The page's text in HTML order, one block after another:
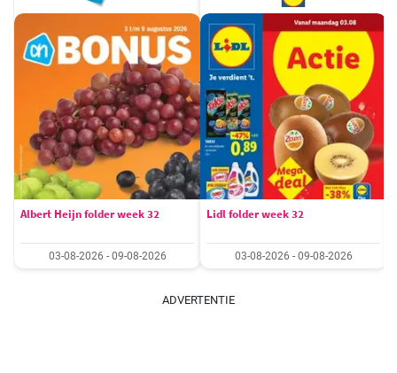
Albert Heijn folder week 32
03-08-2026 - 09-08-2026
Lidl folder week 32
03-08-2026 - 09-08-2026
ADVERTENTIE